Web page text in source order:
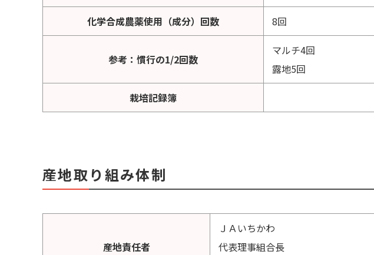
化学合成農薬使用（成分）回数 8回
参考：慣行の1/2回数
マルチ4回
露地5回
栽培記録簿
産地取り組み体制
産地責任者
ＪＡいちかわ
代表理事組合長